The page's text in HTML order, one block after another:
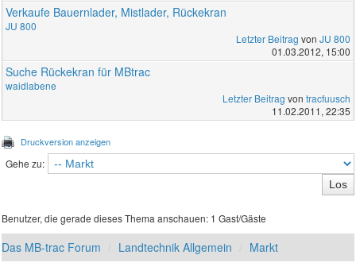
Verkaufe Bauernlader, Mistlader, Rückekran
JU 800
Letzter Beitrag von JU 800
01.03.2012, 15:00
Suche Rückekran für MBtrac
waidlabene
Letzter Beitrag von tracfuusch
11.02.2011, 22:35
Druckversion anzeigen
Gehe zu:
Benutzer, die gerade dieses Thema anschauen: 1 Gast/Gäste
Das MB-trac Forum Landtechnik Allgemein Markt